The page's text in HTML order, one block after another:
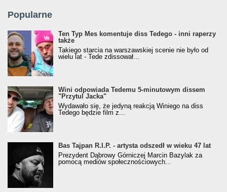
Popularne
Ten Typ Mes komentuje diss Tedego - inni raperzy
także
Takiego starcia na warszawskiej scenie nie było od
wielu lat - Tede zdissował...
Wini odpowiada Tedemu 5-minutowym dissem
"Przytul Jacka"
Wydawało się, że jedyną reakcją Winiego na diss
Tedego będzie film z...
Bas Tajpan R.I.P. - artysta odszedł w wieku 47 lat
Prezydent Dąbrowy Górniczej Marcin Bazylak za
pomocą mediów społecznościowych...